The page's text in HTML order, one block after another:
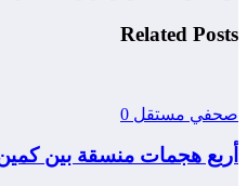
Related Posts
صحفي مستقل 0
أربع هجمات منسقة بين